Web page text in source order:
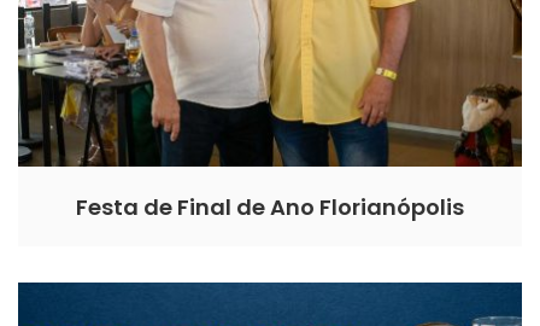
Festa de Final de Ano Florianópolis